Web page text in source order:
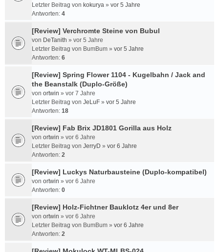
Letzter Beitrag von kokurya » vor 5 Jahre
Antworten: 4
[Review] Verchromte Steine von Bubul
von DeTanith » vor 5 Jahre
Letzter Beitrag von BumBum » vor 5 Jahre
Antworten: 6
[Review] Spring Flower 1104 - Kugelbahn / Jack and
the Beanstalk (Duplo-Größe)
von ortwin » vor 7 Jahre
Letzter Beitrag von JeLuF » vor 5 Jahre
Antworten: 18
[Review] Fab Brix JD1801 Gorilla aus Holz
von ortwin » vor 6 Jahre
Letzter Beitrag von JerryD » vor 6 Jahre
Antworten: 2
[Review] Luckys Naturbausteine (Duplo-kompatibel)
von ortwin » vor 6 Jahre
Antworten: 0
[Review] Holz-Fichtner Bauklotz 4er und 8er
von ortwin » vor 6 Jahre
Letzter Beitrag von BumBum » vor 6 Jahre
Antworten: 2